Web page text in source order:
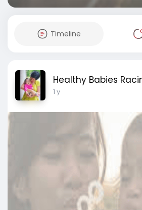
Timeline
Healthy Babies
1 y